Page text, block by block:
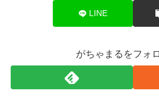
LINE
がちゃまるをフォ